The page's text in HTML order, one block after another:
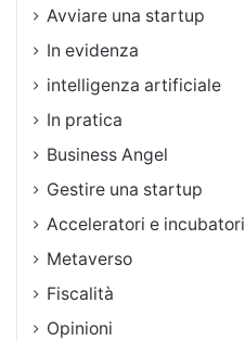
Avviare una startup
In evidenza
intelligenza artificiale
In pratica
Business Angel
Gestire una startup
Acceleratori e incubatori
Metaverso
Fiscalità
Opinioni